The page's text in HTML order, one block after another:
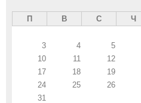
П В С Ч
3
4 5
10
11 12
17
18 19
24
25 26
31